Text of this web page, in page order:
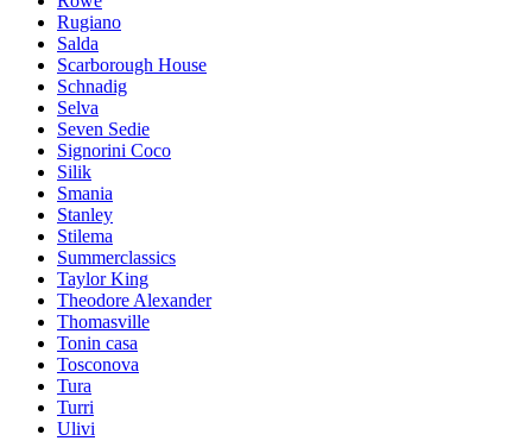
Rugiano
Salda
Scarborough House
Schnadig
Selva
Seven Sedie
Signorini Coco
Silik
Smania
Stanley
Stilema
Summerclassics
Taylor King
Theodore Alexander
Thomasville
Tonin casa
Tosconova
Tura
Turri
Ulivi